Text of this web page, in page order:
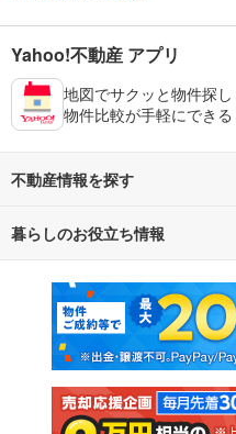
Yahoo!不動産 アプリ
地図でサクッと物件探し
物件比較が手軽にできる
不動産情報を探す
不動産・住宅
新築マンション
新築一戸建て
注文住宅
暮らしのお役立ち情報
マンションカタログ